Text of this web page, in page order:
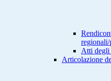
Atti degli
Articolazione